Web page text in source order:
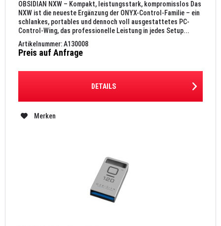
OBSIDIAN NXW – Kompakt, leistungsstark, kompromisslos Das
NXW ist die neueste Ergänzung der ONYX-Control-Familie – ein
schlankes, portables und dennoch voll ausgestattetes PC-
Control-Wing, das professionelle Leistung in jedes Setup...
Artikelnummer: A130008
Preis auf Anfrage
DETAILS
Merken